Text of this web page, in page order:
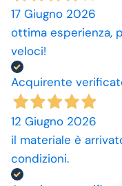
17 Giugno 2026
ottima esperienza,
veloci!
Acquirente
12 Giugno 2026
il materiale è
condizioni.